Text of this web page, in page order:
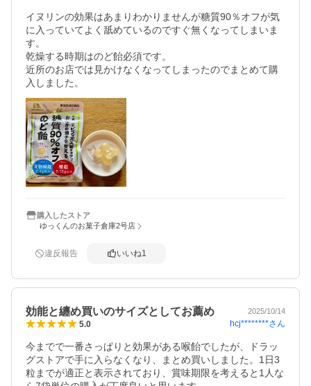
イヌリンの効果はあまりわかりませんが糖質90％オフが気
に入っていてよく舐めているのですぐ無くなってしまいま
す。
乾燥する時期はのど飴必須です。
近所のお店では見かけなくなってしまったのでまとめて購
入しました。
購入したストア
ゆっくんのお菓子倉庫2号店
違反報告 いいね1
効能と纏め買いのサイズとしてお薦め 2025/10/14
5.0 hcj********さん
今までで一番さっぱりと効果がある喉飴でしたが、ドラッ
グストアで手に入らなくなり、まとめ買いしました。1日3
粒までが適正と表示されており、賞味期限を考えると1人な